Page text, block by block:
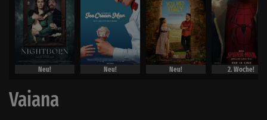
Neu! Neu! Neu! 2. Woche!
Vaiana